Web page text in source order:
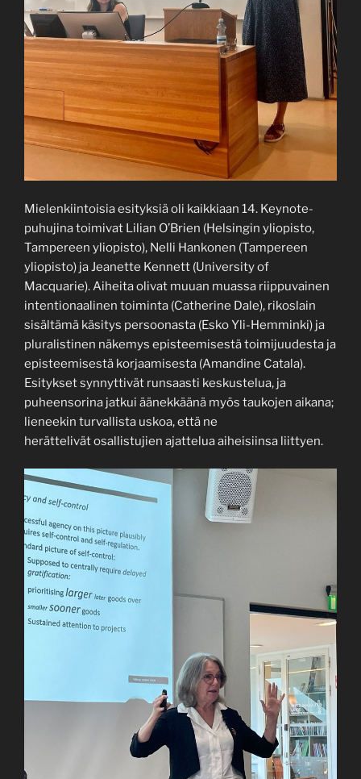
Mielenkiintoisia esityksiä oli kaikkiaan 14. Keynote-
puhujina toimivat Lilian O’Brien (Helsingin yliopisto,
Tampereen yliopisto), Nelli Hankonen (Tampereen
yliopisto) ja Jeanette Kennett (University of
Macquarie). Aiheita olivat muuan muassa riippuvainen
intentionaalinen toiminta (Catherine Dale), rikoslain
sisältämä käsitys persoonasta (Esko Yli-Hemminki) ja
pluralistinen näkemys episteemisestä toimijuudesta ja
episteemisestä korjaamisesta (Amandine Catala).
Esitykset synnyttivät runsaasti keskustelua, ja
puheensorina jatkui äänekkäänä myös taukojen aikana;
lieneekin turvallista uskoa, että ne
herättelivät osallistujien ajattelua aiheisiinsa liittyen.